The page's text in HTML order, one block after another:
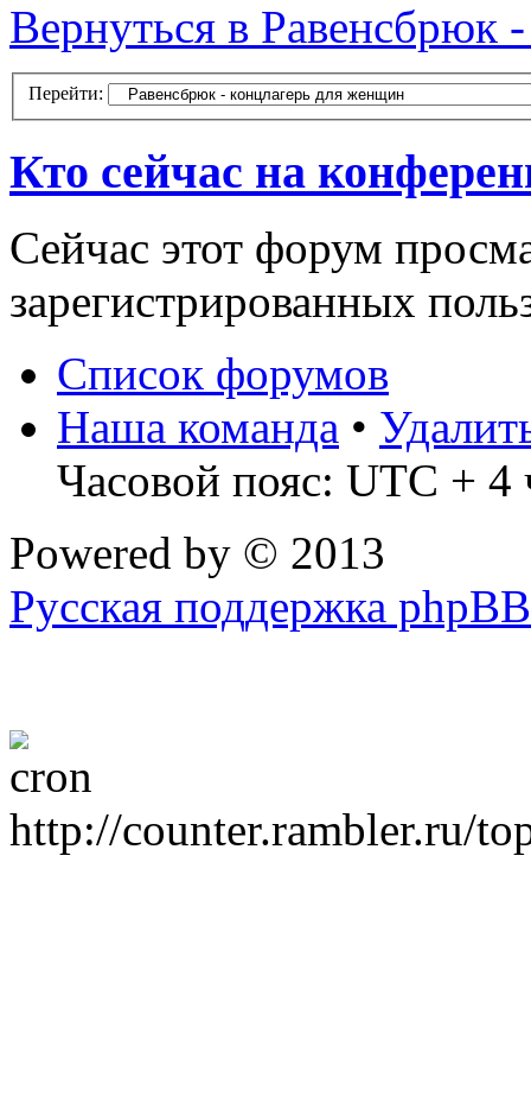
Вернуться в Равенсбрюк
Перейти:
Кто сейчас на
Сейчас этот форум
зарегистрированных
Список форумов
Наша команда •
Часовой пояс: UTC + 4
Powered by © 2013
Русская поддержка phpBB
http://counter.rambler.ru/